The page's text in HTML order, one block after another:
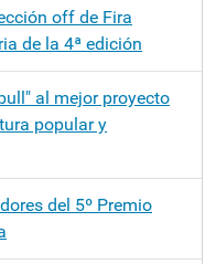
off de Fira
de la 4ª edición
al mejor proyecto
popular y
del 5º Premio